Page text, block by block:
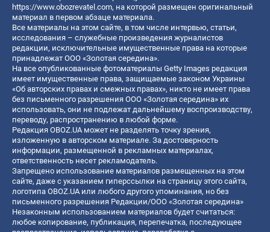
https://www.obozrevatel.com, на которой размещен оригинальный
материал в первом абзаце материала.
Все материалы на этом сайте, в том числе интервью, статьи,
исследования – служебные произведения журналистов
редакции, исключительные имущественные права на которые
принадлежат ООО «Золотая середина».
На все опубликованные фотоматериалы Getty Images редакция
имеет имущественные права, защищаемые законом Украины
«Об авторских правах и смежных правах», никто не имеет права
без письменного разрешения ООО «Золотая середина» их
использовать, они не подлежат дальнейшему воспроизводству,
переводу, распространению в любой форме.
Редакция OBOZ.UA может не разделять точку зрения,
изложенную в авторском материале. За достоверность
информации, размещенной в рекламных материалах,
ответственность несет рекламодатель.
Запрещено использование материалов размещенных на этом
сайте, даже с указанием гиперссылки на страницу этого сайта,
логотипа OBOZ.UA или любого другого упоминания, но без
письменного разрешения Редакции/ООО «Золотая середина»
Незаконным использованием материалов будет считаться:
любое копирование, публикация, перепечатка, последующее